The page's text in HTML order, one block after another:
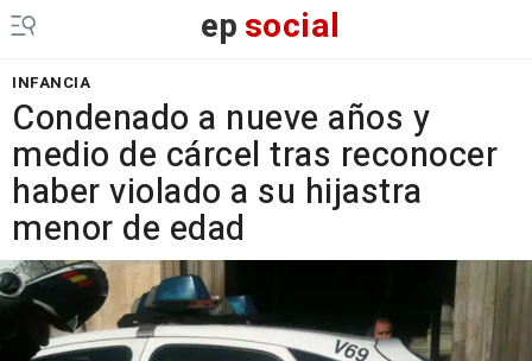
epsocial
INFANCIA
Condenado a nueve años y
medio de cárcel tras reconocer
haber violado a su hijastra
menor de edad